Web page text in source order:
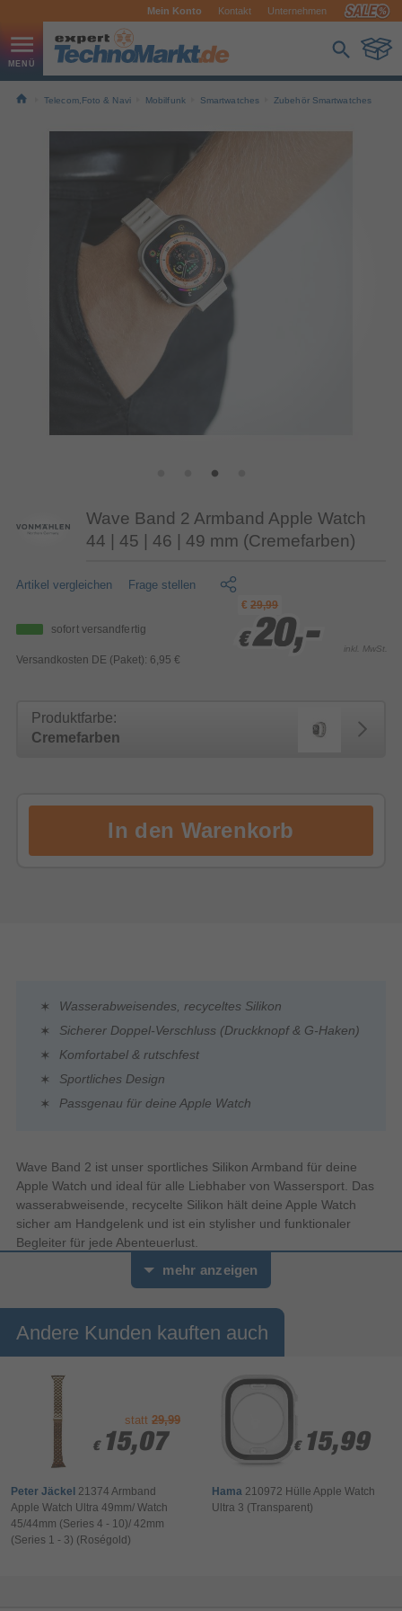
Mein Konto Kontakt Unternehmen
Telecom,Foto & Navi Mobilfunk Smartwatches Zubehör Smartwatches
Wave Band 2 Armband Apple Watch
44 | 45 | 46 | 49 mm (Cremefarben)
Artikel vergleichen Frage stellen
sofort versandfertig
Versandkosten DE (Paket): 6,95 €
€29,99
€20,-
€20,-
€20,- inkl. MwSt.
Produktfarbe:
Cremefarben
Wasserabweisendes, recyceltes Silikon
Sicherer Doppel-Verschluss (Druckknopf & G-Haken)
Komfortabel & rutschfest
Sportliches Design
Passgenau für deine Apple Watch
Wave Band 2 ist unser sportliches Silikon Armband für deine
Apple Watch und ideal für alle Liebhaber von Wassersport. Das
wasserabweisende, recycelte Silikon hält deine Apple Watch
sicher am Handgelenk und ist ein stylisher und funktionaler
Begleiter für jede Abenteuerlust.
mehr anzeigen
Andere Kunden kauften auch
statt29,99
€ 15,07
€ 15,07
Peter Jäckel 21374 Armband
Apple Watch Ultra 49mm/ Watch
45/44mm (Series 4 - 10)/ 42mm
(Series 1 - 3) (Roségold)
€ 15,99
€ 15,99
Hama 210972 Hülle Apple Watch
Ultra 3 (Transparent)